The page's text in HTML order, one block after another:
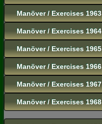
Manöver / Exercises 1963
Manöver / Exercises 1964
Manöver / Exercises 1965
Manöver / Exercises 1966
Manöver / Exercises 1967
Manöver / Exercises 1968